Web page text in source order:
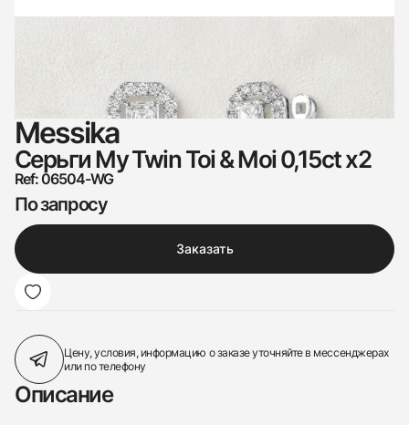
Messika
Серьги My Twin Toi & Moi 0,15ct x2
Ref: 06504-WG
По запросу
Заказать
Цену, условия, информацию о заказеуточняйте в мессенджерах
или по телефону
Описание